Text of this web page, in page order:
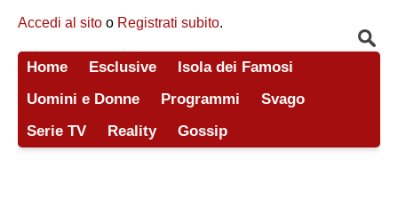
Accedi al sito o Registrati subito.
Home Esclusive
Isola dei Famosi
Uomini e Donne
Programmi
Svago
Serie TV
Reality Gossip